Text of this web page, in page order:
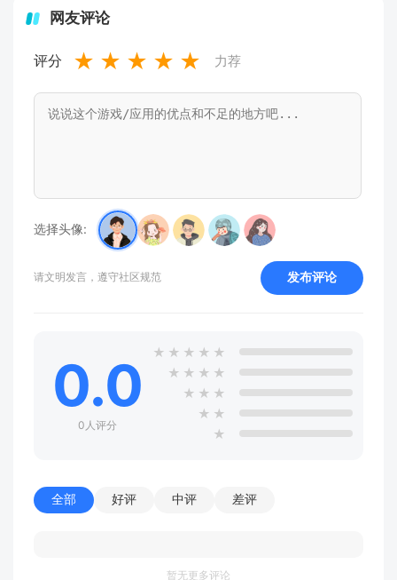
网友评论
评分 ★ ★ ★ ★ ★ 力荐
选择头像:
请文明发言，遵守社区规范 发布评论
0.0
0人评分
★ ★ ★ ★ ★
★ ★ ★ ★
★ ★ ★
★ ★
★
全部 好评 中评 差评
暂无更多评论